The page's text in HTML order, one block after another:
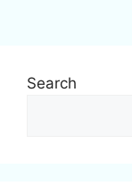
Search